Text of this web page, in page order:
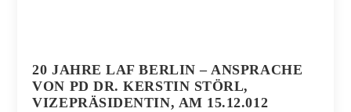
20 JAHRE LAF BERLIN – ANSPRACHE
VON PD DR. KERSTIN STÖRL,
VIZEPRÄSIDENTIN, AM 15.12.012